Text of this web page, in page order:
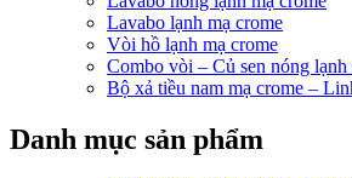
Lavabo lạnh mạ crome
Vòi hồ lạnh mạ crome
Combo vòi – Củ sen nóng lạnh
Bộ xả tiều nam mạ crome –
Danh mục sản phẩm